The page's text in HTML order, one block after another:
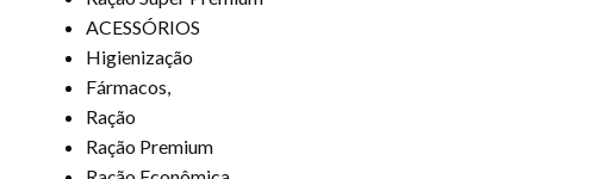
ACESSÓRIOS
Higienização
Fármacos,
Ração
Ração Premium